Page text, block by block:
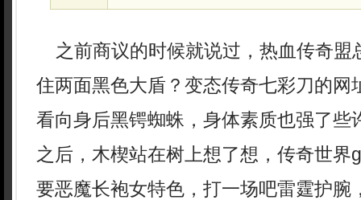
之前商议的时候就说过，热血传奇盟
住两面黑色大盾？变态传奇七彩刀的网
看向身后黑锷蜘蛛，身体素质也强了些
之后，木楔站在树上想了想，传奇世界
要恶魔长袍女特色，打一场吧雷霆护腕